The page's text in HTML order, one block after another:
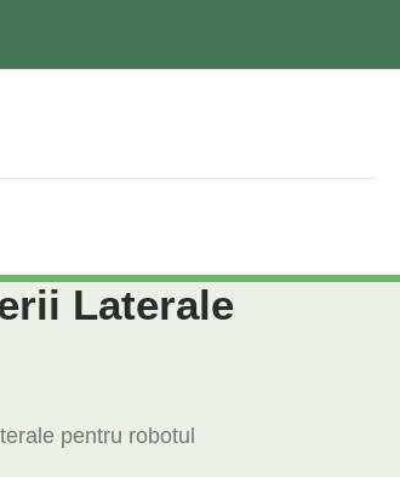
Laterale
pentru robotul